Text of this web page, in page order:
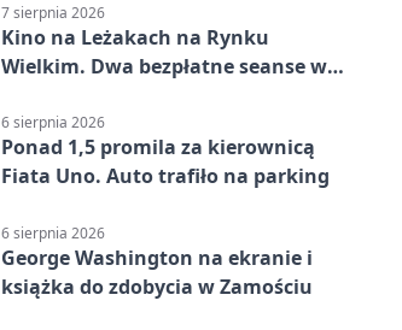
podział punktów po bezbramkowej
pierwszej połowie
7 sierpnia 2026
Kino na Leżakach na Rynku
Wielkim. Dwa bezpłatne seanse w
6 sierpnia 2026
Ponad 1,5 promila za kierownicą
Fiata Uno. Auto trafiło na parking
6 sierpnia 2026
George Washington na ekranie i
książka do zdobycia w Zamościu